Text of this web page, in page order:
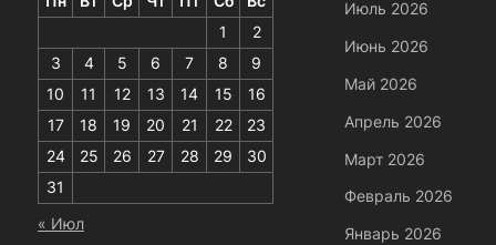
1
2
3
4 5 6 7 8
9
10
11 12 13 14 15
16
17
18 19 20 21 22
23
24
25 26 27 28 29
30
31
« Июл
Июль 2026
Июнь 2026
Май 2026
Апрель 2026
Март 2026
Февраль 2026
Январь 2026